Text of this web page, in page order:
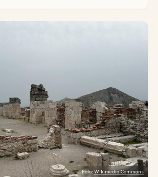
Foto: Wikimedia Commons